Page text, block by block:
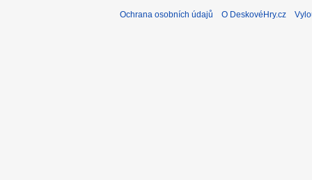
Ochrana osobních údajů O DeskovéHry.cz